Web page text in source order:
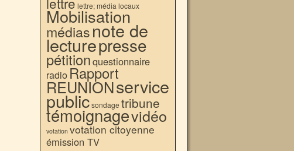
lettre; média locaux
Mobilisation
médiasnote de
lecturepresse
pétitionquestionnaire
radio Rapport
REUNIONservice
publicsondage tribune
témoignagevidéo
votation votation citoyenne
émission TV